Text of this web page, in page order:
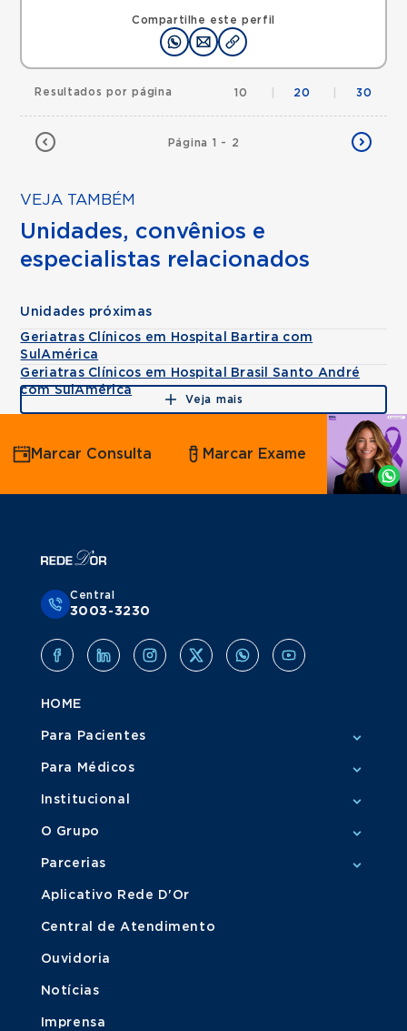
Compartilhe este perfil
Página 1 - 2
Resultados por página 10 20 30
VEJA TAMBÉM
Unidades, convênios e
especialistas relacionados
Unidades próximas
Geriatras Clínicos em Hospital Bartira com
SulAmérica
Geriatras Clínicos em Hospital Brasil Santo André
com SulAmérica
Veja mais
Agende
por
Whatsapp
Marcar Consulta Marcar Exame
Central
3003-3230
HOME
Para Pacientes
Para Médicos
Institucional
O Grupo
Parcerias
Aplicativo Rede D'Or
Central de Atendimento
Ouvidoria
Notícias
Imprensa